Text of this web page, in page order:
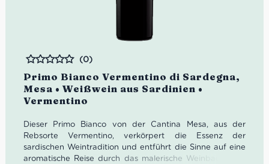
Primo Bianco Vermentino di Sardegna,
Mesa • Weißwein aus Sardinien •
Vermentino
Bewertet
(0)
Dieser Primo Bianco von der Cantina Mesa, aus der
Rebsorte Vermentino, verkörpert die Essenz der
sardischen Weintradition und entführt die Sinne auf eine
aromatische Reise durch das malerische Weinbaugebiet